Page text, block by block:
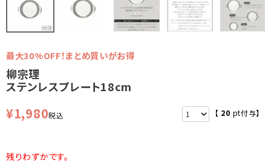
最大30%OFF！まとめ買いがお得
柳宗理
ステンレスプレート18cm
¥1,980税込 【 20 pt付与】
残りわずかです。